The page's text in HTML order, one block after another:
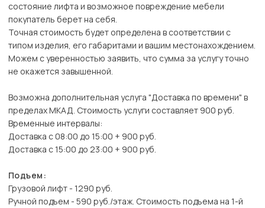
состояние лифта и возможное повреждение мебели
покупатель берет на себя.
Точная стоимость будет определена в соответствии с
типом изделия, его габаритами и вашим местонахождением.
Можем с уверенностью заявить, что сумма за услугу точно
не окажется завышенной.
Возможна дополнительная услуга "Доставка по времени" в
пределах МКАД. Стоимость услуги составляет 900 руб.
Временные интервалы:
Доставка с 08:00 до 15:00 + 900 руб.
Доставка с 15:00 до 23:00 + 900 руб.
Подъем:
Грузовой лифт - 1290 руб.
Ручной подъем - 590 руб./этаж. Стоимость подъема на 1-й